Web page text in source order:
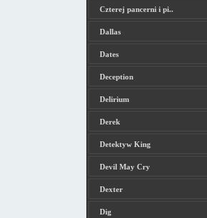
Czterej pancerni i pi..
Dallas
Dates
Deception
Delirium
Derek
Detektyw King
Devil May Cry
Dexter
Dig